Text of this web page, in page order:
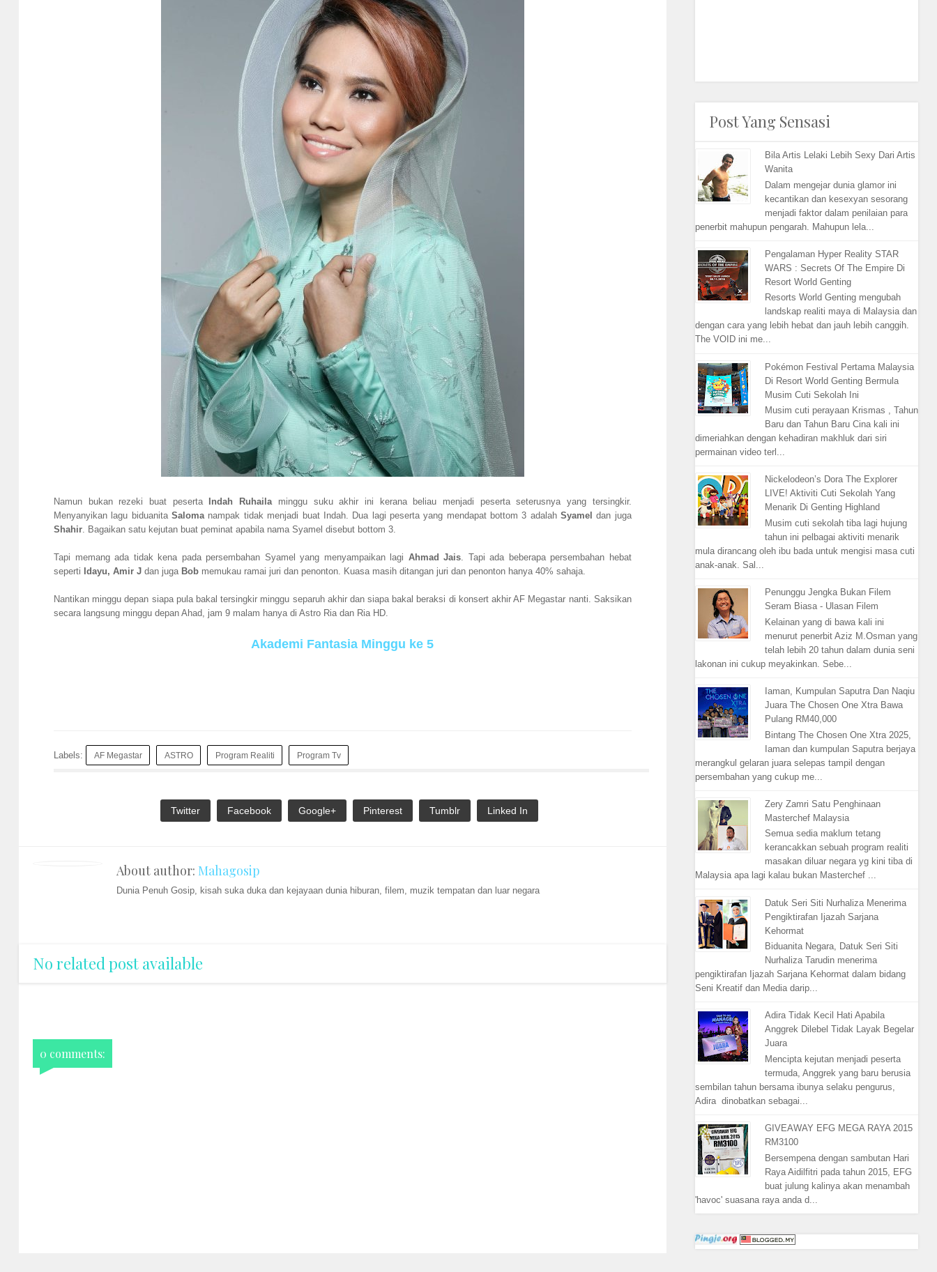
Namun bukan rezeki buat peserta Indah Ruhailaminggu suku akhir ini kerana beliau menjadi peserta seterusnya yang tersingkir.
Menyanyikan lagu biduanitaSaloma nampak tidak menjadi buat Indah. Dua lagi peserta yang mendapat bottom 3 adalahSyameldan juga
Shahir. Bagaikan satu kejutan buat peminat apabila nama Syamel disebut bottom 3.
Tapi memang ada tidak kena pada persembahan Syamel yang menyampaikan lagi Ahmad Jais. Tapi ada beberapa persembahan hebat
seperti Idayu, Amir J dan juga Bob memukau ramai juri dan penonton. Kuasa masih ditangan juri dan penonton hanya 40% sahaja.
Nantikan minggu depan siapa pula bakal tersingkir minggu separuh akhir dan siapa bakal beraksi di konsert akhir AF Megastar nanti. Saksikan
secara langsung minggu depan Ahad, jam 9 malam hanya di Astro Ria dan Ria HD.
Akademi Fantasia Minggu ke 5
Labels: AF Megastar ASTRO Program Realiti Program Tv
Twitter Facebook Google+ Pinterest Tumblr Linked In
About author: Mahagosip
Dunia Penuh Gosip, kisah suka duka dan kejayaan dunia hiburan, filem, muzik tempatan dan luar negara
No related post available
0 comments:
Post Yang Sensasi
Bila Artis Lelaki Lebih Sexy Dari Artis
Wanita
Dalam mengejar dunia glamor ini
kecantikan dan kesexyan sesorang
menjadi faktor dalam penilaian para
penerbit mahupun pengarah. Mahupun lela...
Pengalaman Hyper Reality STAR
WARS : Secrets Of The Empire Di
Resort World Genting
Resorts World Genting mengubah
landskap realiti maya di Malaysia dan
dengan cara yang lebih hebat dan jauh lebih canggih.
The VOID ini me...
Pokémon Festival Pertama Malaysia
Di Resort World Genting Bermula
Musim Cuti Sekolah Ini
Musim cuti perayaan Krismas , Tahun
Baru dan Tahun Baru Cina kali ini
dimeriahkan dengan kehadiran makhluk dari siri
permainan video terl...
Nickelodeon’s Dora The Explorer
LIVE! Aktiviti Cuti Sekolah Yang
Menarik Di Genting Highland
Musim cuti sekolah tiba lagi hujung
tahun ini pelbagai aktiviti menarik
mula dirancang oleh ibu bada untuk mengisi masa cuti
anak-anak. Sal...
Penunggu Jengka Bukan Filem
Seram Biasa - Ulasan Filem
Kelainan yang di bawa kali ini
menurut penerbit Aziz M.Osman yang
telah lebih 20 tahun dalam dunia seni
lakonan ini cukup meyakinkan. Sebe...
Iaman, Kumpulan Saputra Dan Naqiu
Juara The Chosen One Xtra Bawa
Pulang RM40,000
Bintang The Chosen One Xtra 2025,
Iaman dan kumpulan Saputra berjaya
merangkul gelaran juara selepas tampil dengan
persembahan yang cukup me...
Zery Zamri Satu Penghinaan
Masterchef Malaysia
Semua sedia maklum tetang
kerancakkan sebuah program realiti
masakan diluar negara yg kini tiba di
Malaysia apa lagi kalau bukan Masterchef ...
Datuk Seri Siti Nurhaliza Menerima
Pengiktirafan Ijazah Sarjana
Kehormat
Biduanita Negara, Datuk Seri Siti
Nurhaliza Tarudin menerima
pengiktirafan Ijazah Sarjana Kehormat dalam bidang
Seni Kreatif dan Media darip...
Adira Tidak Kecil Hati Apabila
Anggrek Dilebel Tidak Layak Begelar
Juara
Mencipta kejutan menjadi peserta
termuda, Anggrek yang baru berusia
sembilan tahun bersama ibunya selaku pengurus,
Adira dinobatkan sebagai...
GIVEAWAY EFG MEGA RAYA 2015
RM3100
Bersempena dengan sambutan Hari
Raya Aidilfitri pada tahun 2015, EFG
buat julung kalinya akan menambah
'havoc' suasana raya anda d...